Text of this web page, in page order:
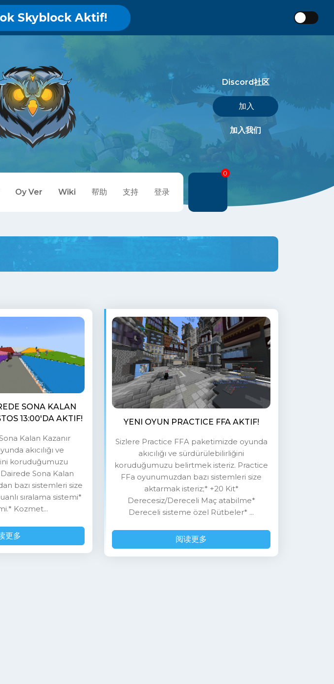
Skyblock Aktif!
Discord社区
加入
加入我们
Oy Ver Wiki 帮助 支持 登录
0
SONA KALAN
13:00'DA AKTIF!
Kalan Kazanır
akıcılığı ve
koruduğumuzu
Sona Kalan
bazı sistemleri size
sıralama sistemi*
Kozmet...
更多
YENI OYUN PRACTICE FFA AKTIF!
Sizlere Practice FFA paketimizde oyunda
akıcılığı ve sürdürülebilirliğini
koruduğumuzu belirtmek isteriz. Practice
FFa oyunumuzdan bazı sistemleri size
aktarmak isteriz;* +20 Kit*
Derecesiz/Dereceli Maç atabilme*
Dereceli sisteme özel Rütbeler* ...
阅读更多